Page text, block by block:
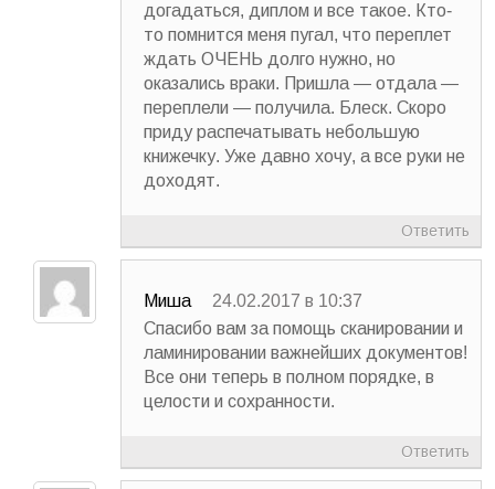
догадаться, диплом и все такое. Кто-
то помнится меня пугал, что переплет
ждать ОЧЕНЬ долго нужно, но
оказались враки. Пришла — отдала —
переплели — получила. Блеск. Скоро
приду распечатывать небольшую
книжечку. Уже давно хочу, а все руки не
доходят.
Ответить
Миша
24.02.2017 в 10:37
Спасибо вам за помощь сканировании и
ламинировании важнейших документов!
Все они теперь в полном порядке, в
целости и сохранности.
Ответить